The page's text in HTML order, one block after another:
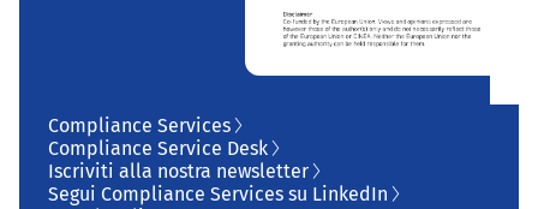
Compliance Services
Compliance Service Desk
Iscriviti alla nostra newsletter
Segui Compliance Services su LinkedIn